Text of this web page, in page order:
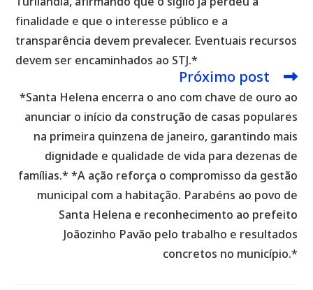
finalidade e que o interesse público e a
transparência devem prevalecer. Eventuais recursos
devem ser encaminhados ao STJ.*
Próximo post
*Santa Helena encerra o ano com chave de ouro ao
anunciar o início da construção de casas populares
na primeira quinzena de janeiro, garantindo mais
dignidade e qualidade de vida para dezenas de
famílias.* *A ação reforça o compromisso da gestão
municipal com a habitação. Parabéns ao povo de
Santa Helena e reconhecimento ao prefeito
Joãozinho Pavão pelo trabalho e resultados
concretos no município.*